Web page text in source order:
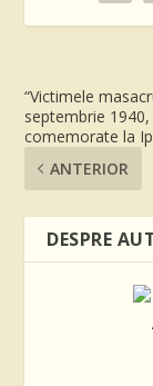
“Victimele
septembrie 1940,
comemorate la
ANTERIOR
DESPRE